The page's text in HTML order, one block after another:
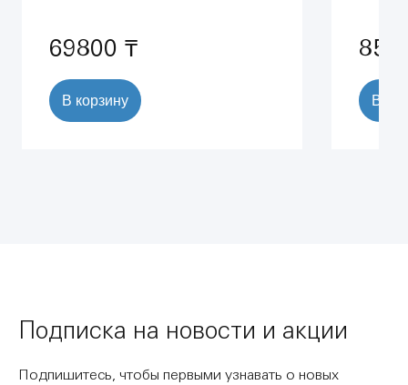
69800 ₸
В корзину В
Подписка на новости и акции
Подпишитесь, чтобы первыми узнавать о новых